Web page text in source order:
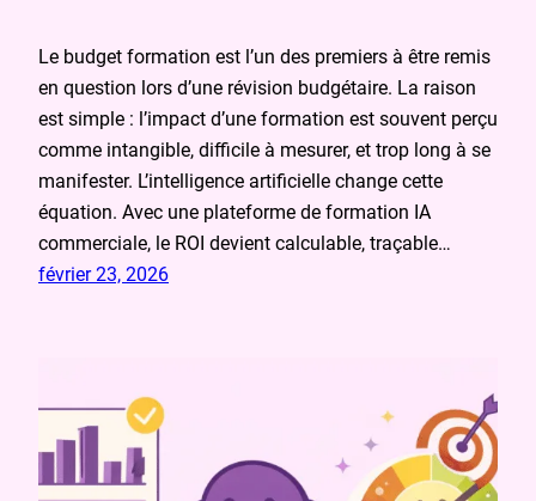
Le budget formation est l’un des premiers à être remis
en question lors d’une révision budgétaire. La raison
est simple : l’impact d’une formation est souvent perçu
comme intangible, difficile à mesurer, et trop long à se
manifester. L’intelligence artificielle change cette
équation. Avec une plateforme de formation IA
commerciale, le ROI devient calculable, traçable…
février 23, 2026